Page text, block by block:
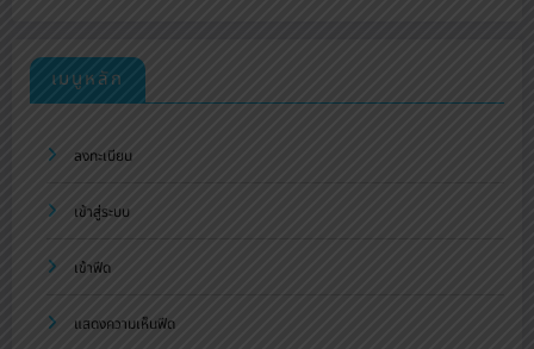
เมนูหลัก
ลงทะเบียน
เข้าสู่ระบบ
เข้าฟีด
แสดงความเห็นฟีด